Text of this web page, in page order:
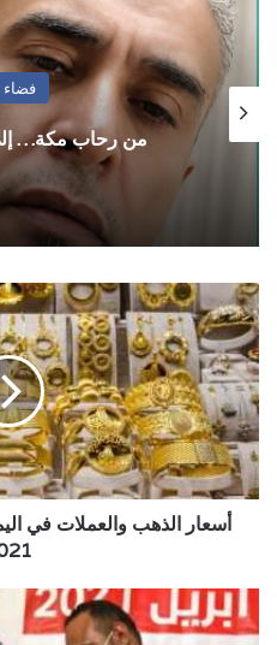
فضاء
من رحاب مكة…
أسعار
الذهب
والعملات
في
اليمن
الخميس
9
سبتمبر/
آيلول
2021
وصول
29